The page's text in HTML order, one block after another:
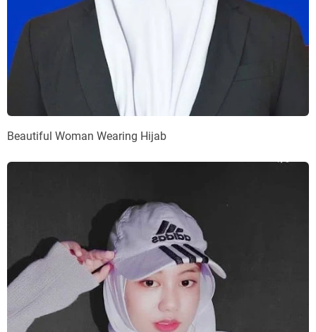
Beautiful Woman Wearing Hijab